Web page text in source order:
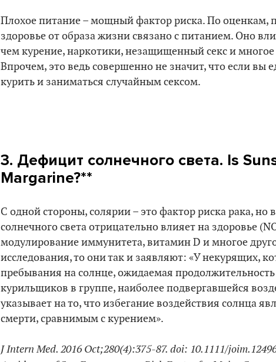
Плохое питание – мощный фактор риска. По оценкам,
здоровье от образа жизни связано с питанием. Оно
чем курение, наркотики, незащищенный секс и многое
Впрочем, это ведь совершенно не значит, что если вы
курить и заниматься случайным сексом.
3. Дефицит солнечного света. Is
Margarine?**
С одной стороны, солярии – это фактор риска рака, но
солнечного света отрицательно влияет на здоровье
модулирование иммунитета, витамин D и многое
исследования, то они так и заявляют: «У некурящих,
пребывания на солнце, ожидаемая
курильщиков в группе, наиболее подвергавшейся
указывает на то, что избегание воздействия солнца
смерти, сравнимым с курением».
J Intern Med. 2016 Oct;280(4):375-87. doi: 10.1111/